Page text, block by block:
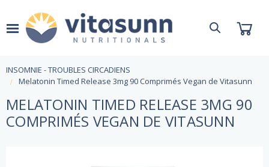
INSOMNIE - TROUBLES CIRCADIENS
Melatonin Timed Release 3mg 90 Comprimés Vegan de Vitasunn
MELATONIN TIMED RELEASE 3MG 90
COMPRIMÉS VEGAN DE VITASUNN